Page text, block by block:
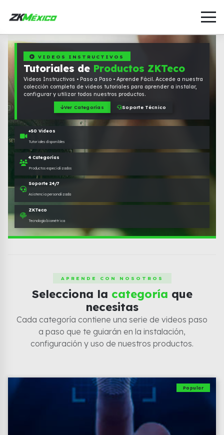
VIDEOS INSTRUCTIVOS
Tutoriales de Productos ZKTeco
Videos Instructivos • Paso a Paso • Aprende Fácil. Accede a nuestra
colección completa de videos tutoriales para aprender a instalar,
configurar y utilizar todos nuestros productos.
Ver Categorías Soporte Técnico
+50 Videos
Tutoriales disponibles
4 Categorías
Productos especializados
Soporte 24/7
Asistencia personalizada
ZKTeco
Tecnología biométrica
APRENDE CON NOSOTROS
Selecciona la categoría que
necesitas
Cada categoría contiene una serie de videos paso
a paso que te guiarán en la instalación,
configuración y uso de nuestros productos.
Popular